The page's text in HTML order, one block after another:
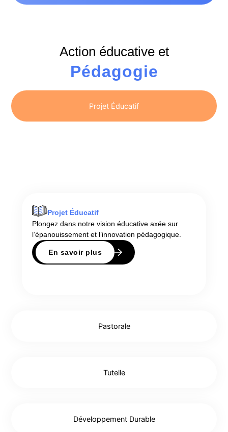
Action éducative et
Pédagogie
Projet Éducatif
Pastorale
Tutelle
Développement Durable
Projet Éducatif
Plongez dans notre vision éducative axée sur
l’épanouissement et l’innovation pédagogique.
En savoir plus